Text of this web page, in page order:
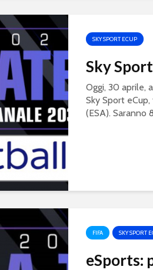
SKY SPORT ECUP
Sky
Oggi, 30 aprile,
Sky Sport
(ESA). Saranno
FIFA SKY SPORT
eSports: